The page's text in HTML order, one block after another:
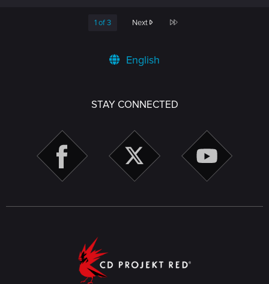
1 of 3 Next Last
English
STAY CONNECTED